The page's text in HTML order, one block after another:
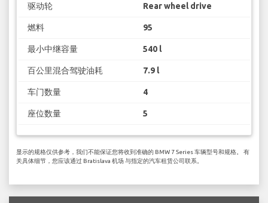
驱动轮 Rear wheel drive
燃料 95
最小中继容量 540 l
百公里混合驾驶油耗 7.9 l
车门数量 4
座位数量 5
显示的规格仅供参考，我们不能保证您将收到准确的 BMW 7 Series 车辆型号和规格。 有
关具体细节，您应该通过 Bratislava 机场 与指定的汽车租赁公司联系。